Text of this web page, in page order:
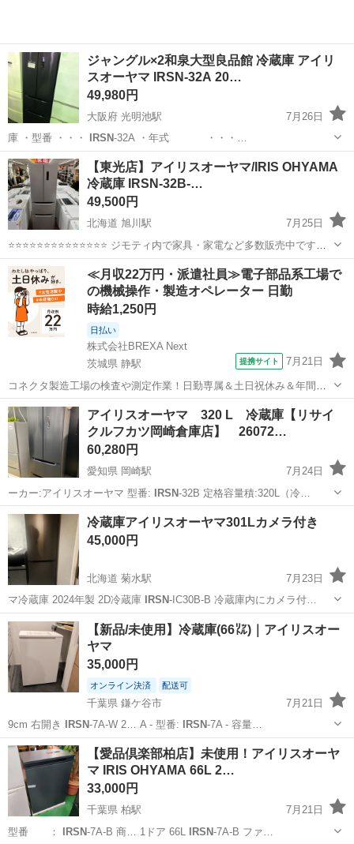
ジャングル×2和泉大型良品館 冷蔵庫 アイリ
スオーヤマ IRSN-32A 20…
49,980円
大阪府 光明池駅
7月26日
庫 ・型番 ・・・
IRSN -32A ・年式 ・・・…
大阪 和泉市 光明池駅 キッチン家電
【東光店】アイリスオーヤマ/IRIS OHYAMA
冷蔵庫 IRSN-32B-…
49,500円
北海道 旭川駅
7月25日
⭐⭐⭐⭐⭐⭐⭐⭐⭐⭐⭐⭐⭐⭐ ジモティ内で家具・家電など多数販売中です
⭐⭐⭐⭐⭐⭐⭐⭐⭐⭐⭐⭐⭐⭐ 【商品説明】 通電、冷却動作確認済みです。 写
真4枚目の部分に凹みが見られます。 中古...
北海道 旭川市 旭川駅 キッチン家電 IRSN
≪月収22万円・派遣社員≫電子部品系工場で
の機械操作・製造オペレーター 日勤
時給1,250円
日払い
株式会社BREXA Next
茨城県 静駅
提携サイト 7月21日
コネクタ製造工場の検査や測定作業！日勤専属＆土日祝休み＆年間休
日128日★クリーンルーム内作業★マイカー通勤OK＆無料駐車場あり
★就業先食堂利用可！日払い制度あり！《茨城県常陸大宮市》 人気の
工場のお仕事 ◇コネクタ製造工...
茨城 常陸大宮市
アイリスオーヤマ 320 L 冷蔵庫【リサイ
クルフカツ岡崎倉庫店】 26072…
60,280円
愛知県 岡崎駅
7月24日
ーカー:アイリスオーヤマ 型番: IRSN-32B 定格容量積:320L（冷…
愛知 岡崎市 岡崎駅 キッチン家電 アイリスオーヤマ
冷蔵庫アイリスオーヤマ301Lカメラ付き
45,000円
北海道 菊水駅
7月23日
マ冷蔵庫 2024年製 2D冷蔵庫
IRSN-IC30B-B 冷蔵庫内にカメラ付…
北海道 札幌市 菊水駅 キッチン家電 アイリスオーヤマ
【新品/未使用】冷蔵庫(66㍑)｜アイリスオー
ヤマ
35,000円
オンライン決済 配送可
千葉県 鎌ケ谷市
7月21日
9cm 右開き
IRSN -7A-W 2… A - 型番: IRSN-7A - 容量…
千葉 鎌ケ谷市 キッチン家電
【愛品倶楽部柏店】未使用！アイリスオーヤ
マ IRIS OHYAMA 66L 2…
33,000円
千葉県 柏駅
7月21日
型番 ：
IRSN-7A-B 商… 1ドア 66L IRSN-7A-B ファ…